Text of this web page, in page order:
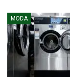
MODA